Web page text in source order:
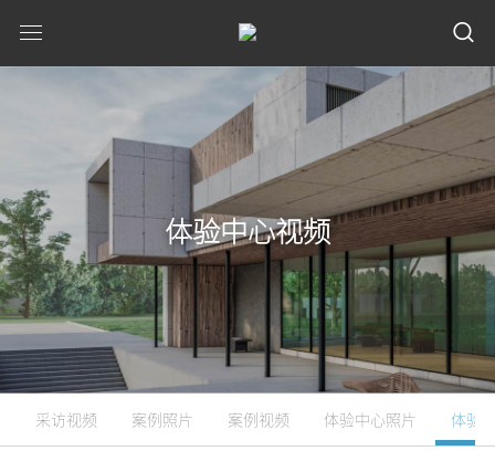
体验中心视频
采访视频 案例照片 案例视频 体验中心照片 体验